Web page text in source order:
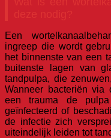
Een
ingreep die wordt
het binnenste van een
buitenste lagen van
tandpulpa, die
Wanneer bacteriën via
een trauma de
geïnfecteerd of
de infectie zich
uiteindelijk leiden tot